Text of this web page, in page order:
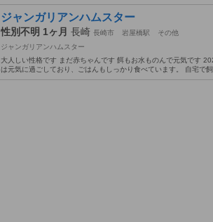
ジャンガリアンハムスター
性別不明 1ヶ月 長崎 長崎市 岩屋橋駅
その他
ジャンガリアンハムスター
大人しい性格です まだ赤ちゃんです 餌もお水ものんで元気です
は元気に過ごしており、ごはんもしっかり食べています。 自宅で